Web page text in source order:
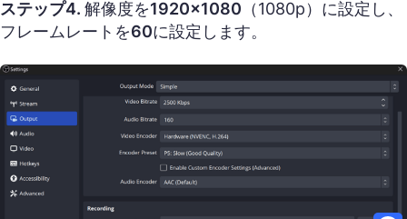
ステップ4. 解像度を1920×1080 （1080p）に設定し、
フレームレートを60に設定します。